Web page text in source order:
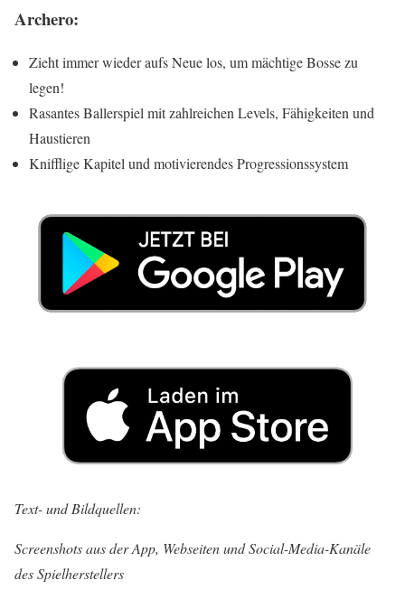
Archero:
Zieht immer wieder aufs Neue los, um mächtige Bosse zu
legen!
Rasantes Ballerspiel mit zahlreichen Levels, Fähigkeiten und
Haustieren
Knifflige Kapitel und motivierendes Progressionssystem
Text- und Bildquellen:
Screenshots aus der App, Webseiten und Social-Media-Kanäle
des Spielherstellers